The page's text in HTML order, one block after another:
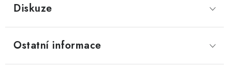
Diskuze
Ostatní informace